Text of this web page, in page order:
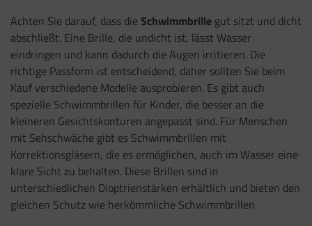
Achten Sie darauf, dass die Schwimmbrille gut sitzt und dicht
abschließt. Eine Brille, die undicht ist, lässt Wasser
eindringen und kann dadurch die Augen irritieren. Die
richtige Passform ist entscheidend, daher sollten Sie beim
Kauf verschiedene Modelle ausprobieren. Es gibt auch
spezielle Schwimmbrillen für Kinder, die besser an die
kleineren Gesichtskonturen angepasst sind. Für Menschen
mit Sehschwäche gibt es Schwimmbrillen mit
Korrektionsgläsern, die es ermöglichen, auch im Wasser eine
klare Sicht zu behalten. Diese Brillen sind in
unterschiedlichen Dioptrienstärken erhältlich und bieten den
gleichen Schutz wie herkömmliche Schwimmbrillen.